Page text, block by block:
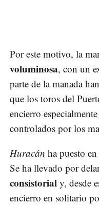
Por este motivo, la
voluminosa, con un
parte de la manada
que los toros del
encierro
controlados por los
Huracán ha puesto
Se ha llevado por
consistorial y, desde
encierro en solitario